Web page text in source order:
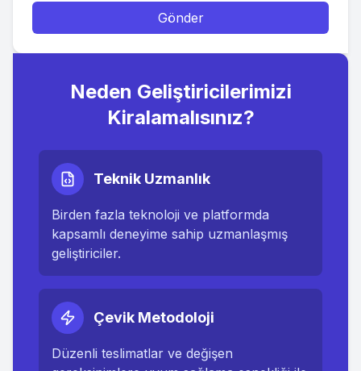
Gönder
Neden Geliştiricilerimizi
Kiralamalısınız?
Teknik Uzmanlık
Birden fazla teknoloji ve platformda
kapsamlı deneyime sahip uzmanlaşmış
geliştiriciler.
Çevik Metodoloji
Düzenli teslimatlar ve değişen